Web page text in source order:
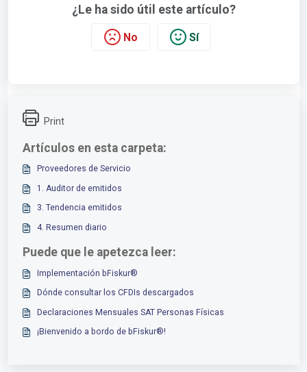
¿Le ha sido útil este artículo?
No Sí
Print
Artículos en esta carpeta:
Proveedores de Servicio
1. Auditor de emitidos
3. Tendencia emitidos
4. Resumen diario
Puede que le apetezca leer:
Implementación bFiskur®︎
Dónde consultar los CFDIs descargados
Declaraciones Mensuales SAT Personas Físicas
¡Bienvenido a bordo de bFiskur®︎!